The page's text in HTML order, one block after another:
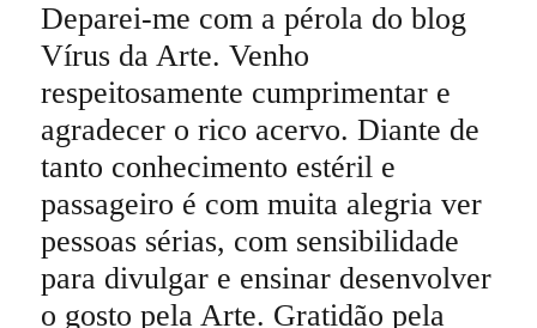
Deparei-me com a pérola do blog
Vírus da Arte. Venho
respeitosamente cumprimentar e
agradecer o rico acervo. Diante de
tanto conhecimento estéril e
passageiro é com muita alegria ver
pessoas sérias, com sensibilidade
para divulgar e ensinar desenvolver
o gosto pela Arte. Gratidão pela